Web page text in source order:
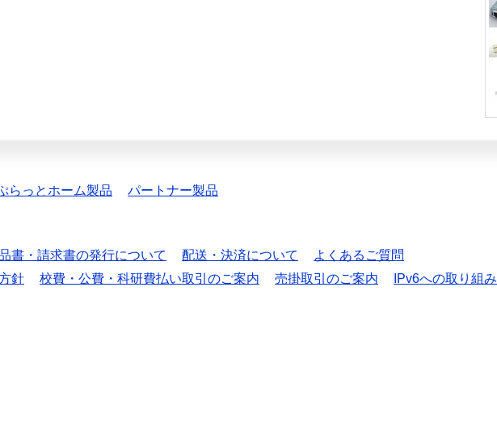
らっとホーム製品 パートナー製品
書・請求書の発行について 配送・決済について
よくあるご質問
針 校費・公費・科研費払い取引のご案内 売掛取引のご案内
IPv6への取り組み